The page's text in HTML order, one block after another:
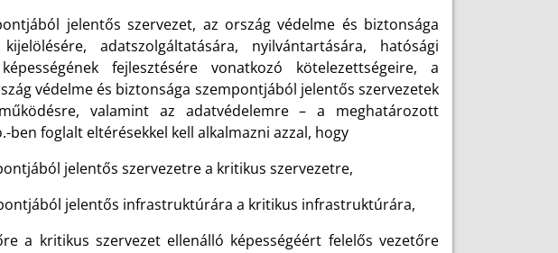
jelentős szervezet, az ország védelme és biztonsága
adatszolgáltatására, nyilvántartására, hatósági
fejlesztésére vonatkozó kötelezettségeire, a
védelme és biztonsága szempontjából jelentős szervezetek
valamint az adatvédelemre – a meghatározott
ben foglalt eltérésekkel kell alkalmazni azzal, hogy
jelentős szervezetre a kritikus szervezetre,
jelentős infrastruktúrára a kritikus infrastruktúrára,
a kritikus szervezet ellenálló képességéért felelős vezetőre